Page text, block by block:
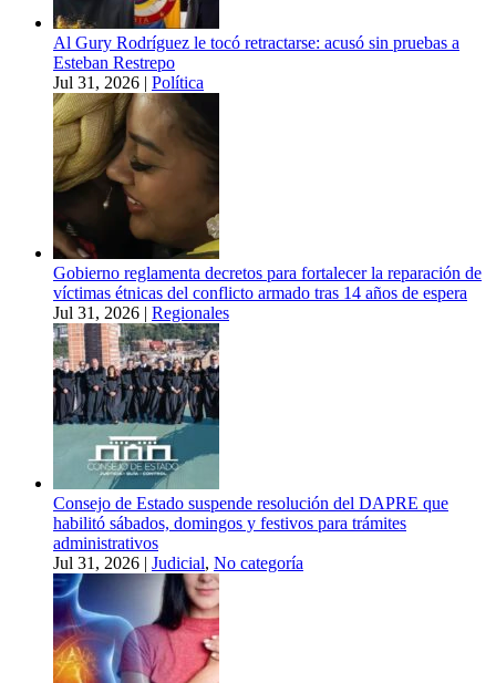
Al Gury Rodríguez le tocó retractarse: acusó sin pruebas a
Esteban Restrepo
Jul 31, 2026 | Política
Gobierno reglamenta decretos para fortalecer la reparación de
víctimas étnicas del conflicto armado tras 14 años de espera
Jul 31, 2026 | Regionales
Consejo de Estado suspende resolución del DAPRE que
habilitó sábados, domingos y festivos para trámites
administrativos
Jul 31, 2026 | Judicial, No categoría